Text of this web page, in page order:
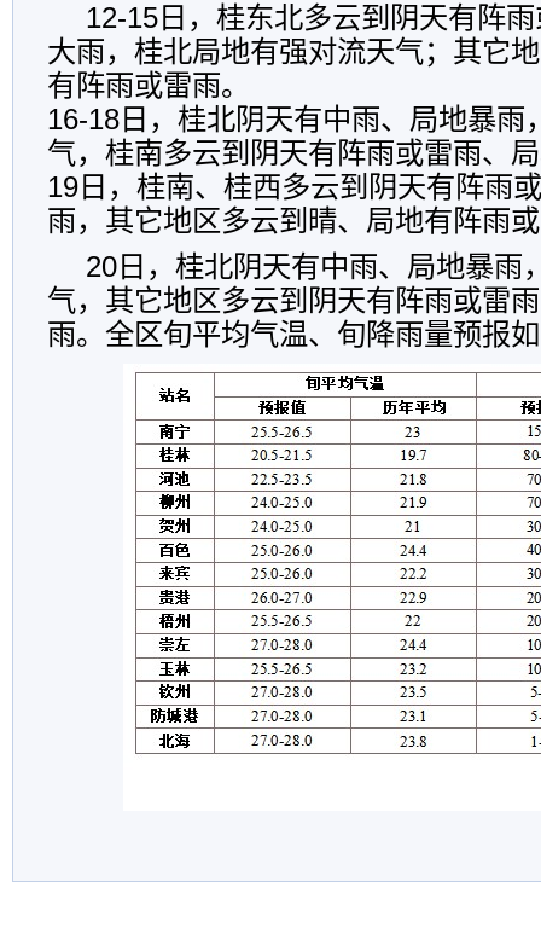
12-15日，桂东北多云到阴天有阵
大雨，桂北局地有强对流天气；其它
有阵雨或雷雨。
16-18日，桂北阴天有中雨、局地暴雨
气，桂南多云到阴天有阵雨或雷雨、
19日，桂南、桂西多云到阴天有阵雨
雨，其它地区多云到晴、局地有阵雨
20日，桂北阴天有中雨、局地暴雨
气，其它地区多云到阴天有阵雨或雷
雨。 全区旬平均气温、旬降雨量预报